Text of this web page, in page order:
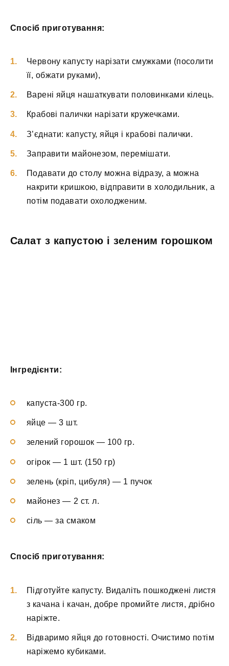
Спосіб приготування:
Червону капусту нарізати смужками (посолити
її, обжати руками),
Варені яйця нашаткувати половинками кілець.
Крабові палички нарізати кружечками.
З’єднати: капусту, яйця і крабові палички.
Заправити майонезом, перемішати.
Подавати до столу можна відразу, а можна
накрити кришкою, відправити в холодильник, а
потім подавати охолодженим.
Салат з капустою і зеленим горошком
Інгредієнти:
капуста-300 гр.
яйце — 3 шт.
зелений горошок — 100 гр.
огірок — 1 шт. (150 гр)
зелень (кріп, цибуля) — 1 пучок
майонез — 2 ст. л.
сіль — за смаком
Спосіб приготування:
Підготуйте капусту. Видаліть пошкоджені листя
з качана і качан, добре промийте листя, дрібно
наріжте.
Відваримо яйця до готовності. Очистимо потім
наріжемо кубиками.